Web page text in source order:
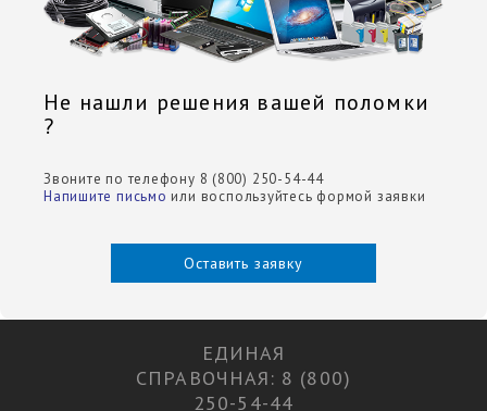
Не нашли решения вашей поломки
?
Звоните по телефону 8 (800) 250-54-44
Напишите письмо или воспользуйтесь формой заявки
Оставить заявку
ЕДИНАЯ
СПРАВОЧНАЯ: 8 (800)
250-54-44